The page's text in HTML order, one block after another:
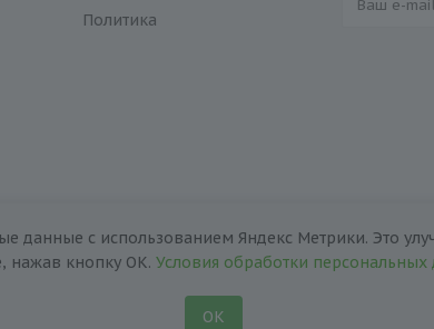
Политика
данные с использованием Яндекс Метрики. Это
нажав кнопку ОК. Условия обработки
ОК